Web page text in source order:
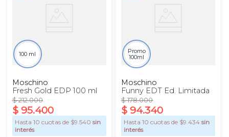
100 ml
Moschino
Fresh Gold EDP 100 ml
$ 212.000
$ 95.400
Hasta 10 cuotas de $9.540 sin
interés
Promo
100ml
Moschino
Funny EDT Ed. Limitada
$ 178.000
$ 94.340
Hasta10 cuotas de $9.434 sin
interés